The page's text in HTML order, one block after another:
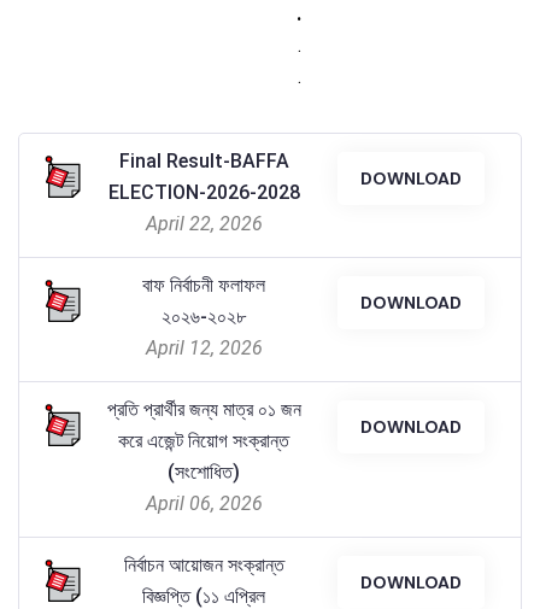
.
.
.
Final Result-BAFFA
ELECTION-2026-2028
April 22, 2026
DOWNLOAD
বাফ নির্বাচনী ফলাফল
২০২৬-২০২৮
April 12, 2026
DOWNLOAD
প্রতি প্রার্থীর জন্য মাত্র ০১ জন
করে এজেন্ট নিয়োগ সংক্রান্ত
(সংশোধিত)
April 06, 2026
DOWNLOAD
নির্বাচন আয়োজন সংক্রান্ত
বিজ্ঞপ্তি (১১ এপ্রিল
DOWNLOAD